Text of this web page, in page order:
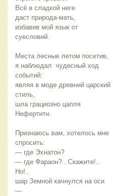
Всё в сладкой неге
даст природа-мать,
избавив мой язык от
суесловий.
Места лесные летом посетив,
я наблюдал  чудесный ход
событий:
являя в моде древний царский
стиль,
шла грациозно цапля
Нефертити.
Признаюсь вам, хотелось мне
спросить:
— где Эхнатон?
— где Фараон?.. Скажите!..
Но!..
шар Земной качнулся на оси
—